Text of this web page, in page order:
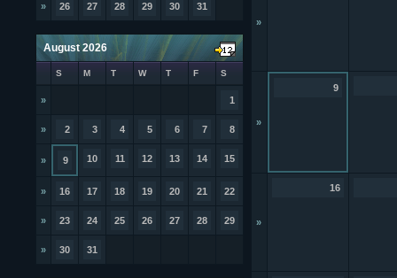
» 26 27 28 29 30 31
August 2026
S M T W T F S
» 1
» 2 3 4 5 6 7 8
» 9 10 11 12 13 14 15
» 16 17 18 19 20 21 22
» 23 24 25 26 27 28 29
» 30 31
»
»
9
»
16